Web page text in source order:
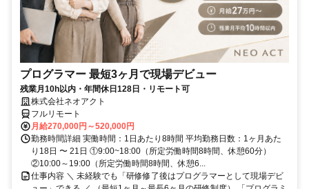
プログラマー 最短3ヶ月で現場デビュー
残業月10h以内・年間休日128日・リモート可
株式会社ネオアクト
フルリモート
月給270,000円～520,000円
勤務時間詳細 実働時間：1日あたり8時間 平均勤務日数：1ヶ月あた
り18日 〜 21日 ①9:00~18:00（所定労働時間8時間、休憩60分）
②10:00～19:00（所定労働時間8時間、休憩6...
仕事内容 ＼ 未経験でも「研修修了後はプログラマーとして現場デビ